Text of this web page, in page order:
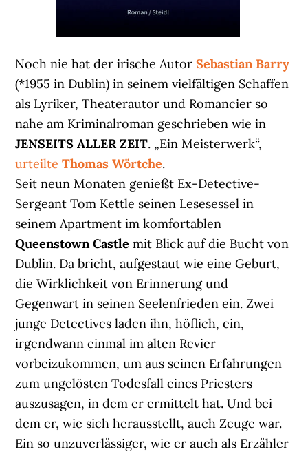
Noch nie hat der irische AutorSebastian Barry
(*1955 in Dublin) in seinem vielfältigen Schaffen
als Lyriker, Theaterautor und Romancier so
nahe am Kriminalroman geschrieben wie in
JENSEITS ALLER ZEIT. „Ein Meisterwerk“,
urteilteThomas Wörtche.
Seit neun Monaten genießt Ex-Detective-
Sergeant Tom Kettle seinen Lesesessel in
seinem Apartment im komfortablen
Queenstown Castle mit Blick auf die Bucht von
Dublin. Da bricht, aufgestaut wie eine Geburt,
die Wirklichkeit von Erinnerung und
Gegenwart in seinen Seelenfrieden ein. Zwei
junge Detectives laden ihn, höflich, ein,
irgendwann einmal im alten Revier
vorbeizukommen, um aus seinen Erfahrungen
zum ungelösten Todesfall eines Priesters
auszusagen, in dem er ermittelt hat. Und bei
dem er, wie sich herausstellt, auch Zeuge war.
Ein so unzuverlässiger, wie er auch als Erzähler